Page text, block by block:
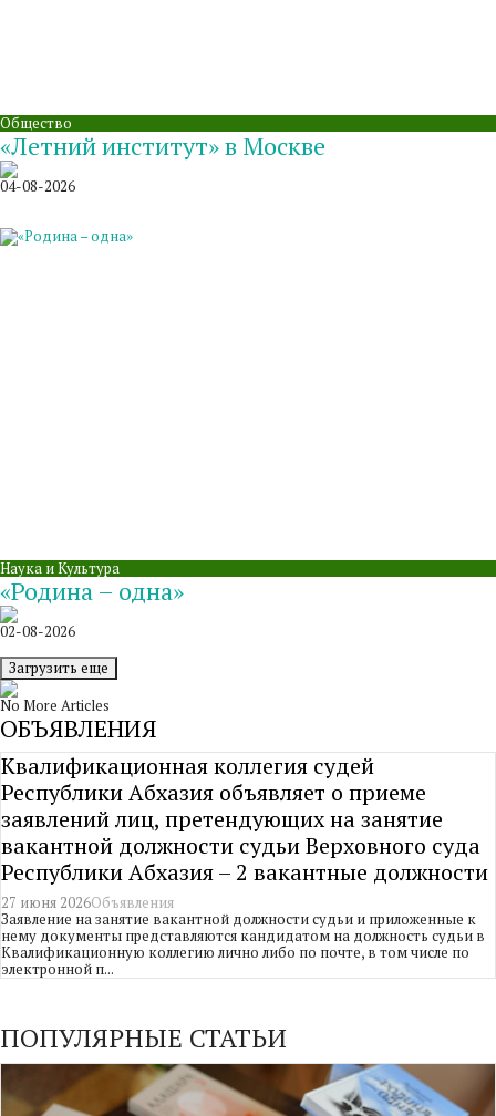
Общество
«Летний институт» в Москве
04-08-2026
Наука и Культура
«Родина – одна»
02-08-2026
Загрузить еще
No More Articles
ОБЪЯВЛЕНИЯ
Квалификационная коллегия судей
Республики Абхазия объявляет о приеме
заявлений лиц, претендующих на занятие
вакантной должности судьи Верховного суда
Республики Абхазия – 2 вакантные должности
27 июня 2026Объявления
Заявление на занятие вакантной должности судьи и приложенные к
нему документы представляются кандидатом на должность судьи в
Квалификационную коллегию лично либо по почте, в том числе по
электронной п...
ПОПУЛЯРНЫЕ СТАТЬИ